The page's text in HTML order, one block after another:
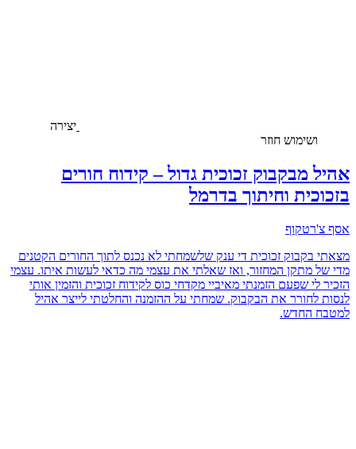
יצירה
ושימוש חוזר
אהיל מבקבוק זכוכית גדול – קידוח חורים
בזכוכית וחיתוך בדרמל
אסף צ'רטקוף
מצאתי בקבוק זכוכית די ענק שלשמחתי לא נכנס לתוך החורים הקטנים
מדי של מתקן המחזור, ואז שאלתי את עצמי מה כדאי לעשות איתו. עצמי
הזכיר לי שפעם הזמנתי מאיביי מקדחי כוס לקידוח זכוכית והזמין אותי
לנסות לחורר את הבקבוק. שמחתי על ההזמנה והחלטתי לייצר אהיל
למטבח החדש.